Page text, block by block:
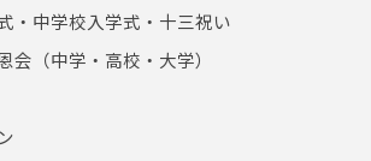
・中学校入学式・十三祝い
会（中学・高校・大学）